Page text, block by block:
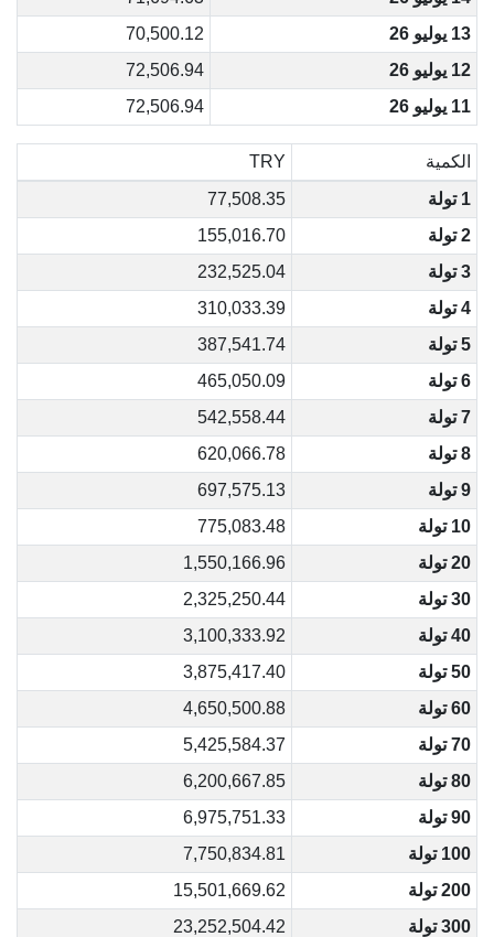
13 يوليو 26
70,500.12
12 يوليو 26
72,506.94
11 يوليو 26
72,506.94
الكمية
TRY
1 تولة
77,508.35
2 تولة
155,016.70
3 تولة
232,525.04
4 تولة
310,033.39
5 تولة
387,541.74
6 تولة
465,050.09
7 تولة
542,558.44
8 تولة
620,066.78
9 تولة
697,575.13
10 تولة
775,083.48
20 تولة
1,550,166.96
30 تولة
2,325,250.44
40 تولة
3,100,333.92
50 تولة
3,875,417.40
60 تولة
4,650,500.88
70 تولة
5,425,584.37
80 تولة
6,200,667.85
90 تولة
6,975,751.33
100 تولة
7,750,834.81
200 تولة
15,501,669.62
300 تولة
23,252,504.42